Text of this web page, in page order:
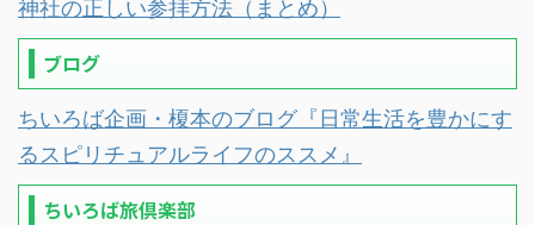
神社の正しい参拝方法（まとめ）
ブログ
ちいろば企画・榎本のブログ『日常生活を豊かにす
るスピリチュアルライフのススメ』
ちいろば旅倶楽部